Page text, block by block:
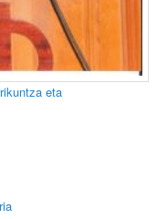
eta